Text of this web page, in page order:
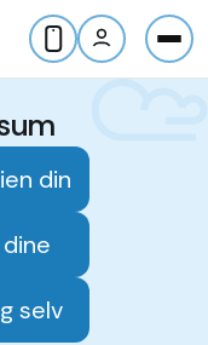
din
selv